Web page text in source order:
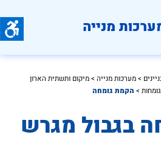
מנייה
> מערכות מנייה > מיקום ותשתית הארון
> הקמת גומחה
בגבול מגרש